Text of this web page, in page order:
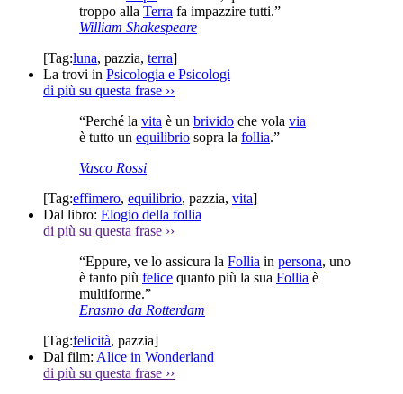
troppo alla Terra fa impazzire tutti.”
William Shakespeare
[Tag:luna, pazzia, terra]
La trovi in Psicologia e Psicologi
di più su questa frase ››
“Perché la vita è un brivido che vola via
è tutto un equilibrio sopra la follia.”
Vasco Rossi
[Tag:effimero, equilibrio, pazzia, vita]
Dal libro: Elogio della follia
di più su questa frase ››
“Eppure, ve lo assicura la Follia in persona, uno
è tanto più felice quanto più la sua Follia è
multiforme.”
Erasmo da Rotterdam
[Tag:felicità, pazzia]
Dal film: Alice in Wonderland
di più su questa frase ››